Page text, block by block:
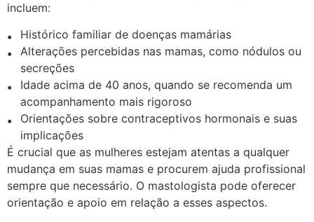
incluem:
Histórico familiar de doenças mamárias
Alterações percebidas nas mamas, como nódulos ou
secreções
Idade acima de 40 anos, quando se recomenda um
acompanhamento mais rigoroso
Orientações sobre contraceptivos hormonais e suas
implicações
É crucial que as mulheres estejam atentas a qualquer
mudança em suas mamas e procurem ajuda profissional
sempre que necessário. O mastologista pode oferecer
orientação e apoio em relação a esses aspectos.